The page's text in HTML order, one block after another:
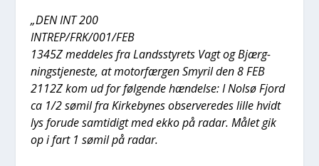
„DEN INT 200
INTREP/FRK/001/FEB
1345Z med­del­es fra Lands­sty­rets Vagt og Bjærg­
ning­s­tje­ne­ste, at motor­fær­gen Smy­ril den 8 FEB
2112Z kom ud for føl­gen­de hæn­del­se: I Nol­sø Fjord
ca 1/2 sømil fra Kir­ke­by­nes obser­ve­re­des lil­le hvidt
lys for­u­de sam­ti­digt med ekko på radar. Målet gik
op i fart 1 sømil på radar.